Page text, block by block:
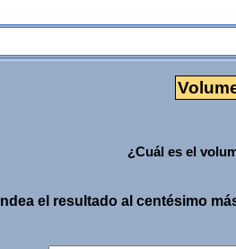
¿Cuál es el
el resultado al centésimo